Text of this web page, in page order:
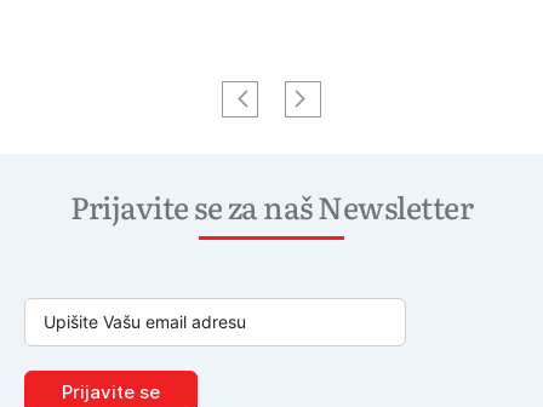
Prijavite se za naš Newsletter
Prijavite se